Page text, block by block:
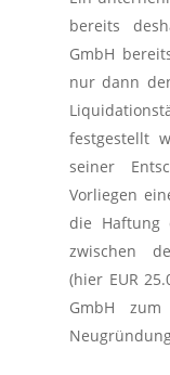
bereits
GmbH
nur dann
festgestellt
seiner
Vorliegen
die Haftung
zwischen
(hier EUR
GmbH